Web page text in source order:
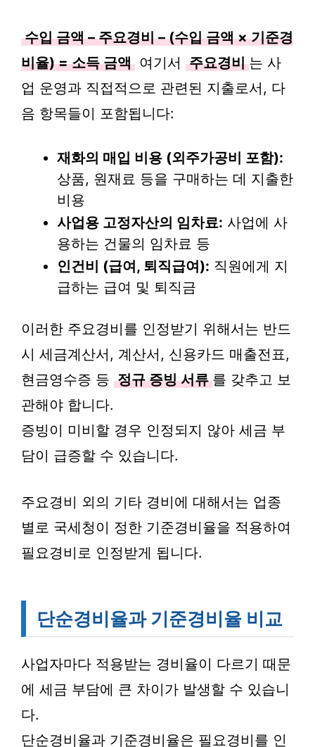
수입 금액 – 주요경비 – (수입 금액 × 기준경
비율) = 소득 금액 여기서 주요경비 는 사
업 운영과 직접적으로 관련된 지출로서, 다
음 항목들이 포함됩니다:
재화의 매입 비용 (외주가공비 포함):
상품, 원재료 등을 구매하는 데 지출한
비용
사업용 고정자산의 임차료: 사업에 사
용하는 건물의 임차료 등
인건비 (급여, 퇴직급여): 직원에게 지
급하는 급여 및 퇴직금
이러한 주요경비를 인정받기 위해서는 반드
시 세금계산서, 계산서, 신용카드 매출전표,
현금영수증 등 정규 증빙 서류 를 갖추고 보
관해야 합니다.
증빙이 미비할 경우 인정되지 않아 세금 부
담이 급증할 수 있습니다.
주요경비 외의 기타 경비에 대해서는 업종
별로 국세청이 정한 기준경비율을 적용하여
필요경비로 인정받게 됩니다.
단순경비율과 기준경비율 비교
사업자마다 적용받는 경비율이 다르기 때문
에 세금 부담에 큰 차이가 발생할 수 있습니
다.
단순경비율과 기준경비율은 필요경비를 인